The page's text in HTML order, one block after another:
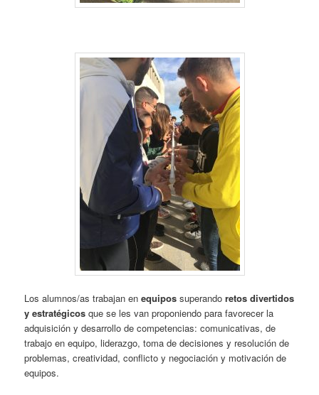
Los alumnos/as trabajan enequipos superandoretos divertidos
y estratégicos que se les van proponiendo para favorecer la
adquisición y desarrollo de competencias: comunicativas, de
trabajo en equipo, liderazgo, toma de decisiones y resolución de
problemas, creatividad, conflicto y negociación y motivación de
equipos.